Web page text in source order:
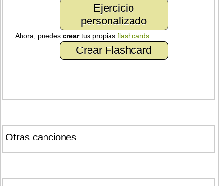
Ejercicio
personalizado
Ahora, puedescreartus propiasflashcards
Crear Flashcard
Otras canciones